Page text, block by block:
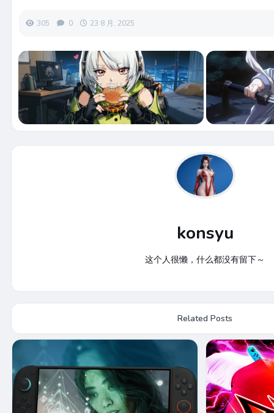
305 0 23 8 月, 2025
安比
konsyu
这个人很懒，什么都没有留下～
Related Posts